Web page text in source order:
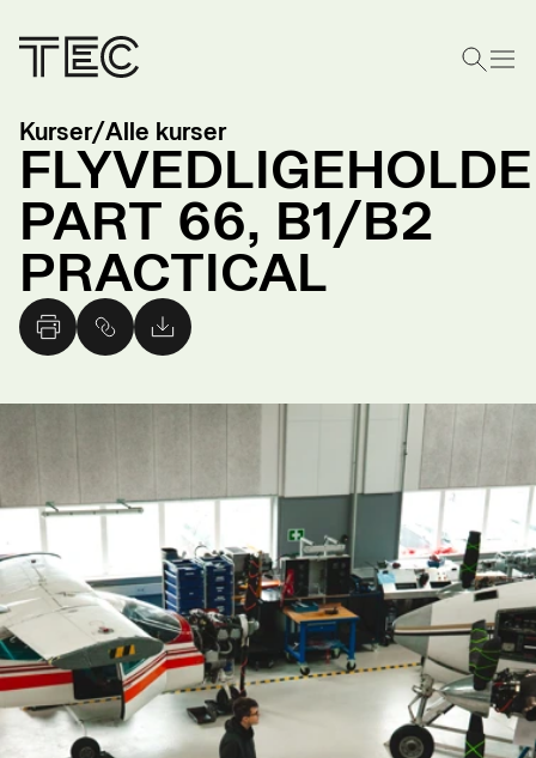
Kurser/Alle kurser
PART 66, B1/B2
PRACTICAL